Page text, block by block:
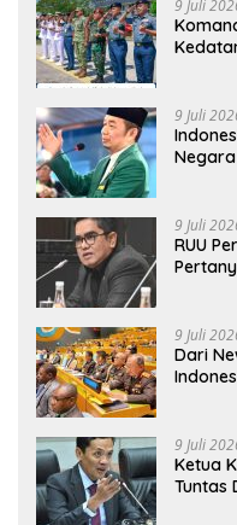
9 Juli
9 Juli
9 Juli
RUU
9 Juli
Dari
9 Juli
Ketua
Tuntas